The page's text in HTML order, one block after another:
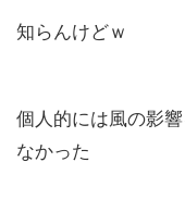
知らんけどｗ
個人的には風の影
なかった